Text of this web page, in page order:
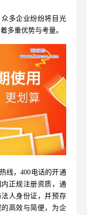
多企业纷纷将目光
多重优势与考量。
线，400电话的开通
正规注册资质，通
人身份证，并预存
高效与简便，为企